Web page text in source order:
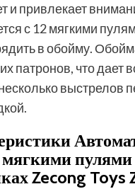
и привлекает
с 12 мягкими
в обойму.
патронов, что дает
выстрелов
мягкими пулями
Zecong Toys